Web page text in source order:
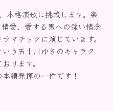
本格演歌に挑戦します。楽
愛、愛する男への強い情念
マチックに演じています。
いう五十川ゆきのキャラク
ります。
領発揮の一作です！